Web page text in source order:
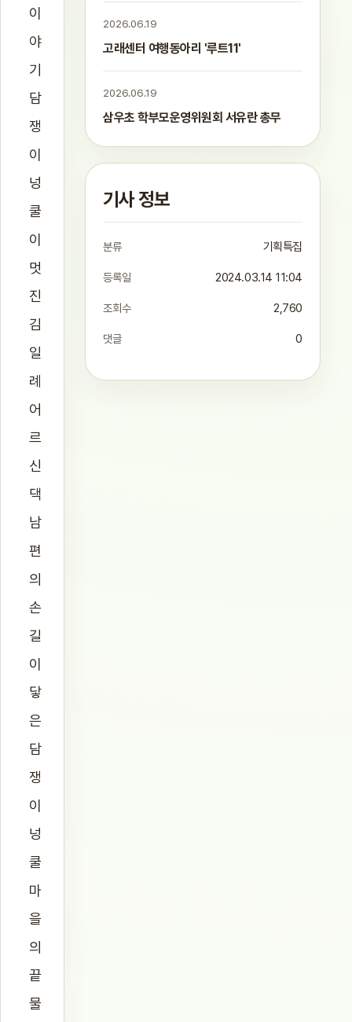
이
야
기
담
쟁
이
넝
쿨
이
멋
진
김
일
례
어
르
신
댁
남
편
의
손
길
이
닿
은
담
쟁
이
넝
쿨
마
을
의
끝
물
2026.06.19
고래센터 여행동아리 '루트11'
2026.06.19
삼우초 학부모운영위원회 서유란 총무
기사 정보
분류 기획특집
등록일 2024.03.14 11:04
조회수 2,760
댓글 0